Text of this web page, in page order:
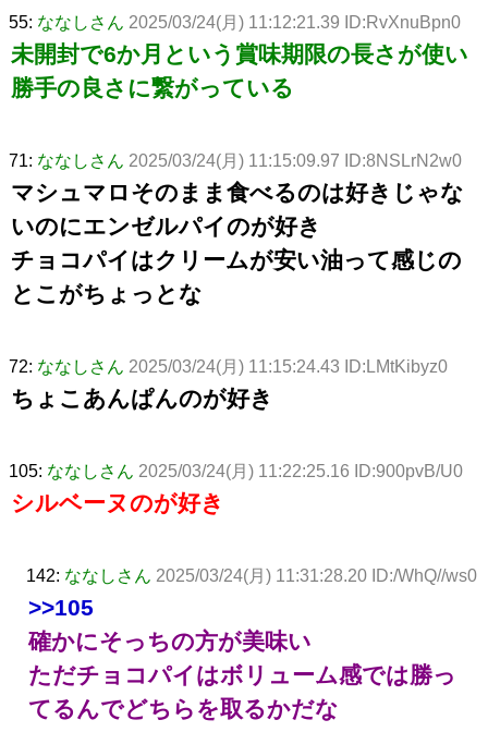
55: ななしさん 2025/03/24(月) 11:12:21.39 ID:RvXnuBpn0
未開封で6か月という賞味期限の長さが使い
勝手の良さに繋がっている
71: ななしさん 2025/03/24(月) 11:15:09.97 ID:8NSLrN2w0
マシュマロそのまま食べるのは好きじゃな
いのにエンゼルパイのが好き
チョコパイはクリームが安い油って感じの
とこがちょっとな
72: ななしさん 2025/03/24(月) 11:15:24.43 ID:LMtKibyz0
ちょこあんぱんのが好き
105: ななしさん 2025/03/24(月) 11:22:25.16 ID:900pvB/U0
シルベーヌのが好き
142: ななしさん 2025/03/24(月) 11:31:28.20 ID:/WhQ//ws0
>>105
確かにそっちの方が美味い
ただチョコパイはボリューム感では勝っ
てるんでどちらを取るかだな